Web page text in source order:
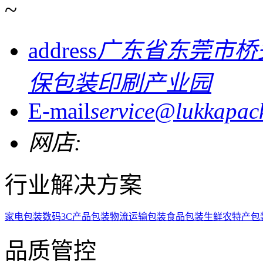
~
address广东省东莞市
保包装印刷产业园
E-mail
网店:
行业解决方案
家电包装数码3C产品包装物流运输包装食品包装生鲜农特产包
品质管控